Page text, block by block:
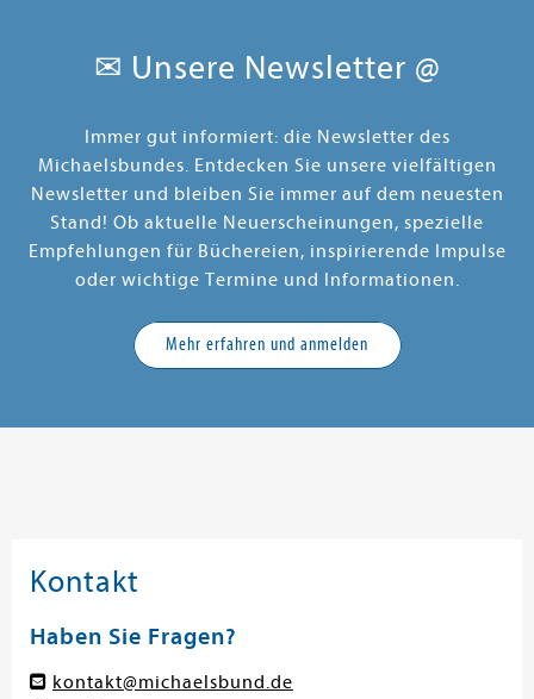
✉ Unsere Newsletter @
Immer gut informiert: die Newsletter des
Michaelsbundes. Entdecken Sie unsere vielfältigen
Newsletter und bleiben Sie immer auf dem neuesten
Stand! Ob aktuelle Neuerscheinungen, spezielle
Empfehlungen für Büchereien, inspirierende Impulse
oder wichtige Termine und Informationen.
Mehr erfahren und anmelden
Kontakt
Haben Sie Fragen?
kontakt@michaelsbund.de